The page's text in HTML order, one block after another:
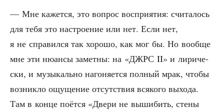
— Мне кажет­ся, это вопрос вос­при­я­тия: счи­та­лось
для тебя это настро­е­ние или нет. Если нет,
я не спра­вил­ся так хоро­шо, как мог бы. Но вооб­ще
мне эти нюан­сы замет­ны: на «ДЖРС II» и лири­че­
ски, и музы­каль­но наго­ня­ет­ся пол­ный мрак, что­бы
воз­ник­ло ощу­ще­ние отсут­ствия вся­ко­го выхо­да.
Там в кон­це поёт­ся «Две­ри не выши­бить, сте­ны